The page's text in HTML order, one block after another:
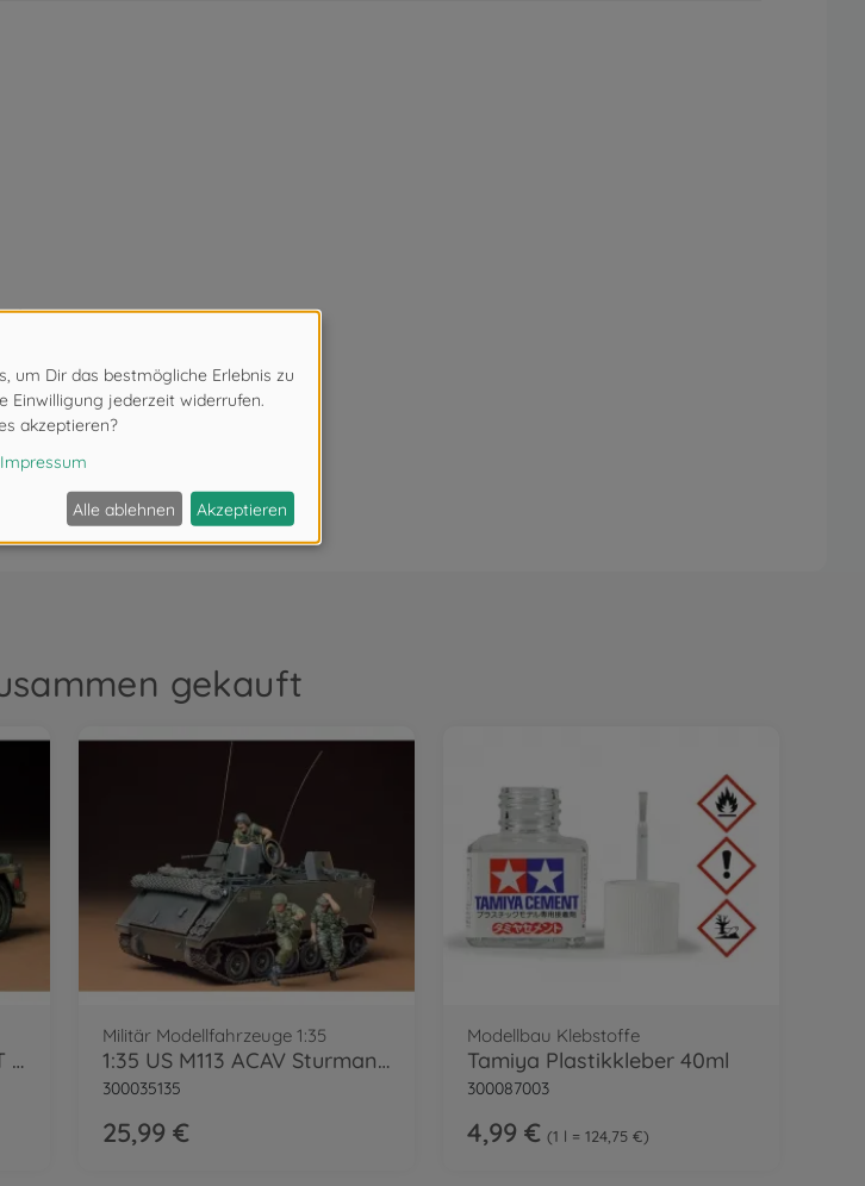
gekauft
1:35 US M151A2 Ford MUTT Geländew.(1)
Militär Modellfahrzeuge 1:35
1:35 US M113 ACAV Sturmangriff (3)
300035135
25,99 €
Modellbau Klebstoffe
Tamiya Plastikkleber 40ml
300087003
4,99 € 1 l = 124,75 €